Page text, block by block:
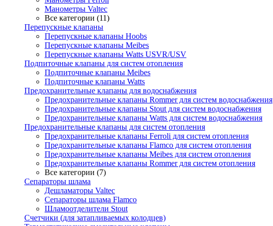
Манометры Valtec
Все категории (11)
Перепускные клапаны
Перепускные клапаны Hoobs
Перепускные клапаны Meibes
Перепускные клапаны Watts USVR/USV
Подпиточные клапаны для систем отопления
Подпиточные клапаны Meibes
Подпиточные клапаны Watts
Предохранительные клапаны для водоснабжения
Предохранительные клапаны Rommer для систем водоснабжения
Предохранительные клапаны Stout для систем водоснабжения
Предохранительные клапаны Watts для систем водоснабжения
Предохранительные клапаны для систем отопления
Предохранительные клапаны Ferroli для систем отопления
Предохранительные клапаны Flamco для систем отопления
Предохранительные клапаны Meibes для систем отопления
Предохранительные клапаны Rommer для систем отопления
Все категории (7)
Сепараторы шлама
Дешламаторы Valtec
Сепараторы шлама Flamco
Шламоотделители Stout
Счетчики (для затапливаемых колодцев)